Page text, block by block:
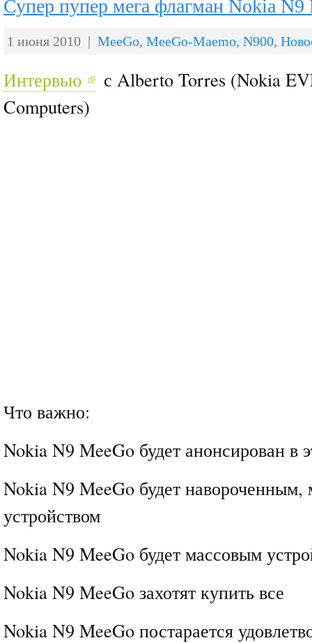
Супер пупер мега флагман Nokia N9
1 июня 2010 | MeeGo, MeeGo-Maemo, N900,
Интервью
с Alberto Torres (Nokia
Computers)
Что важно:
Nokia N9 MeeGo будет анонсирован в
Nokia N9 MeeGo будет
устройством
Nokia N9 MeeGo будет массовым
Nokia N9 MeeGo захотят купить все
Nokia N9 MeeGo постарается